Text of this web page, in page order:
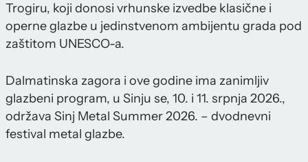
Trogiru, koji donosi vrhunske izvedbe klasične i
operne glazbe u jedinstvenom ambijentu grada pod
zaštitom UNESCO-a.
Dalmatinska zagora i ove godine ima zanimljiv
glazbeni program, u Sinju se, 10. i 11. srpnja 2026.,
održava Sinj Metal Summer 2026. – dvodnevni
festival metal glazbe.